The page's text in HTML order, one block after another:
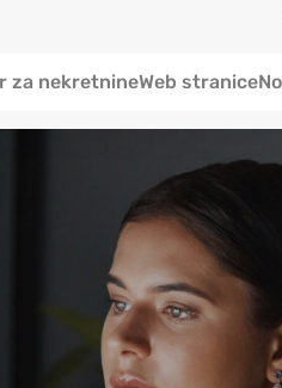
za nekretnineWeb stranice